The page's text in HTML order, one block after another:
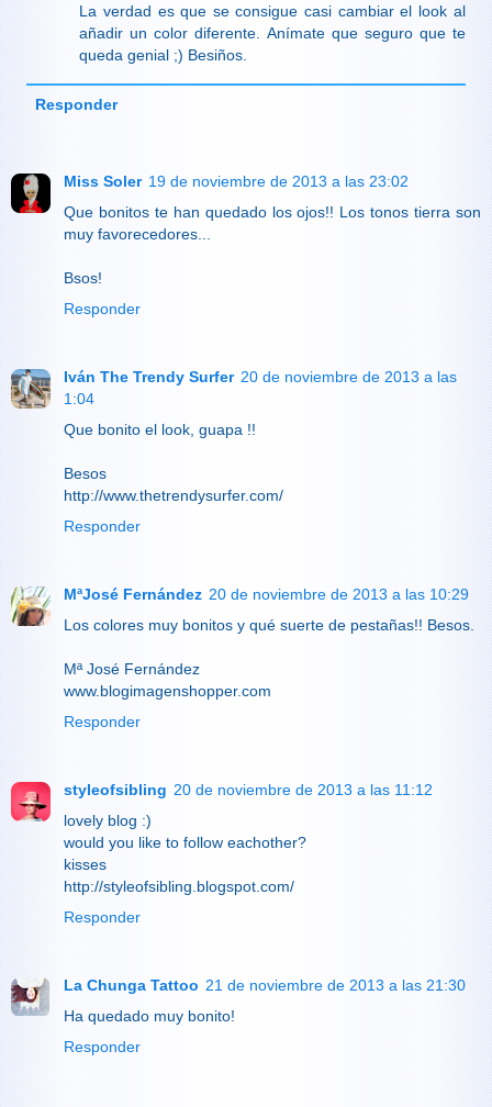
La verdad es que se consigue casi cambiar el look al
añadir un color diferente. Anímate que seguro que te
queda genial ;) Besiños.
Responder
Miss Soler 19 de noviembre de 2013 a las 23:02
Que bonitos te han quedado los ojos!! Los tonos tierra son
muy favorecedores...
Bsos!
Responder
Iván The Trendy Surfer 20 de noviembre de 2013 a las
1:04
Que bonito el look, guapa !!
Besos
http://www.thetrendysurfer.com/
Responder
MªJosé Fernández 20 de noviembre de 2013 a las 10:29
Los colores muy bonitos y qué suerte de pestañas!! Besos.
Mª José Fernández
www.blogimagenshopper.com
Responder
styleofsibling 20 de noviembre de 2013 a las 11:12
lovely blog :)
would you like to follow eachother?
kisses
http://styleofsibling.blogspot.com/
Responder
La Chunga Tattoo 21 de noviembre de 2013 a las 21:30
Ha quedado muy bonito!
Responder